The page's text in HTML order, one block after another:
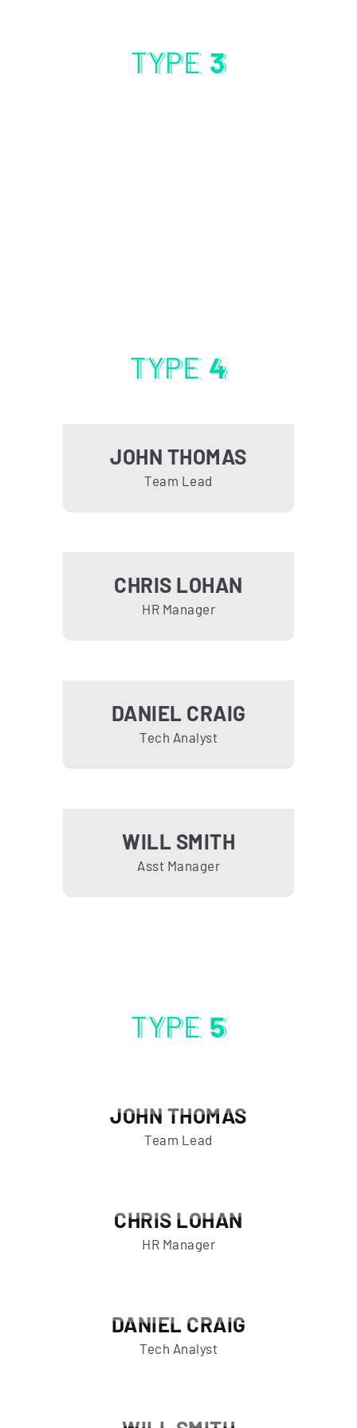
TYPE 3
JOHN THOMAS
TYPE 4
JOHN THOMAS
Team Lead
CHRIS LOHAN
HR Manager
DANIEL CRAIG
Tech Analyst
WILL SMITH
Asst Manager
TYPE 5
JOHN THOMAS
Team Lead
CHRIS LOHAN
HR Manager
DANIEL CRAIG
Tech Analyst